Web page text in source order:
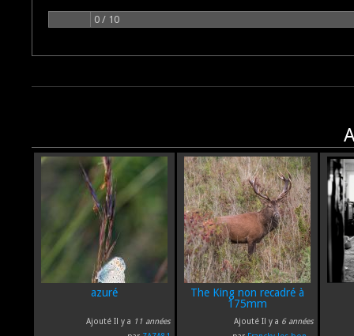
0 / 10
azuré
Ajouté Il y a 11 années
The King non recadré à
175mm
Ajouté Il y a 6 années